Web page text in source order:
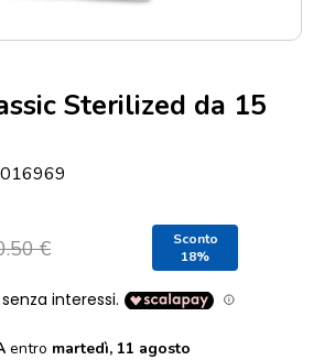
Sterilized da 15
€
Sconto
18%
entro martedì, 11 agosto